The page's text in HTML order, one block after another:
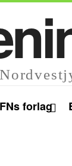
forlag